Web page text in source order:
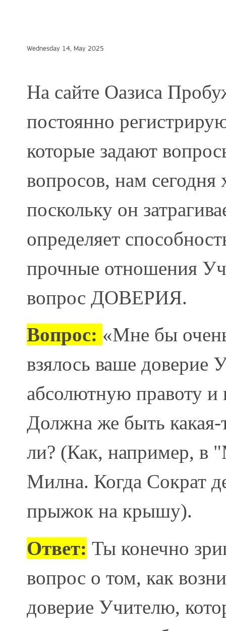
Wednesday 14, May 2025
На сайте Оазиса
постоянно
которые задают
вопросов, нам сегодня
поскольку он
определяет
прочные отношения
вопрос ДОВЕРИЯ.
Вопрос: «Мне бы
взялось ваше доверие
абсолютную правоту и
Должна же быть
ли? (Как, например, в
Милна. Когда Сократ
прыжок на крышу).
Ответ: Ты конечно
вопрос о том, как
доверие Учителю,